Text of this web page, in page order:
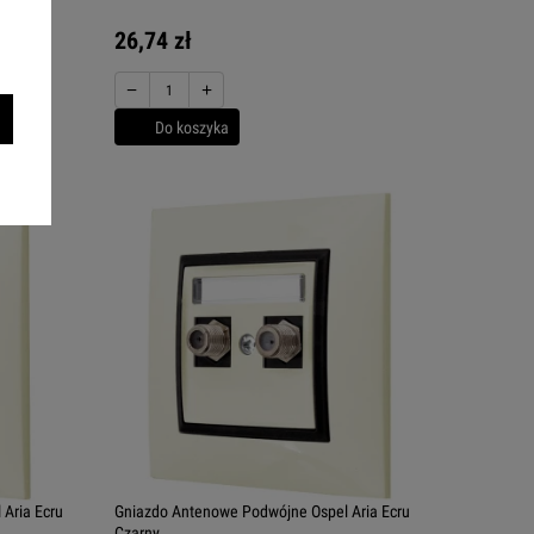
26,74 zł
− +
Do koszyka
Ecru
Gniazdo Antenowe Podwójne Ospel Aria Ecru